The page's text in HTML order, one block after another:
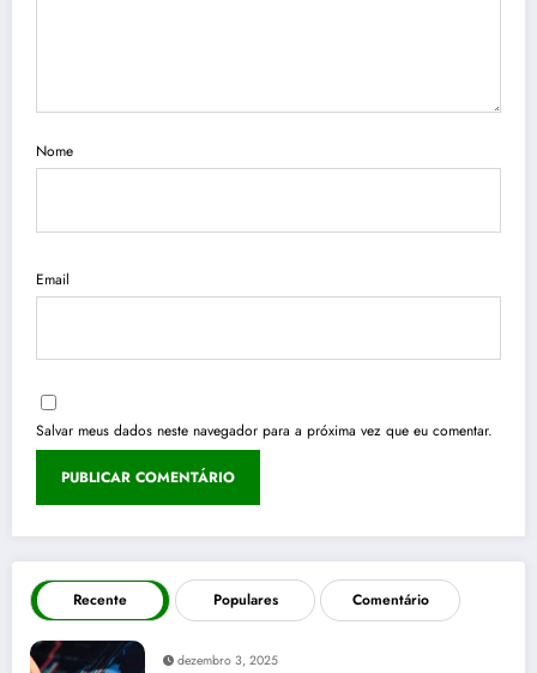
Nome
Email
Salvar meus dados neste navegador para a próxima vez que eu comentar.
Recente Populares Comentário
dezembro 3, 2025